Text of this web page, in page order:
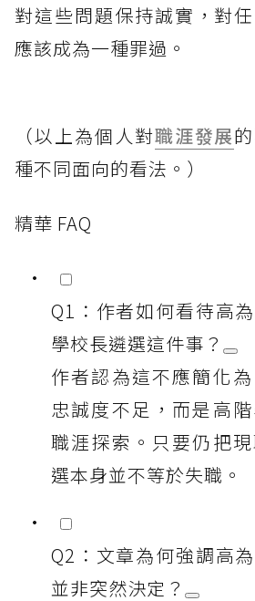
對這些問題保持誠實，對
應該成為一種罪過。
（以上為個人對職涯發展
種不同面向的看法。）
精華 FAQ
Q1：作者如何看待高
學校長遴選這件事？
作者認為這不應簡化
忠誠度不足，而是高
職涯探索。只要仍把
選本身並不等於失職。
Q2：文章為何強調高
並非突然決定？